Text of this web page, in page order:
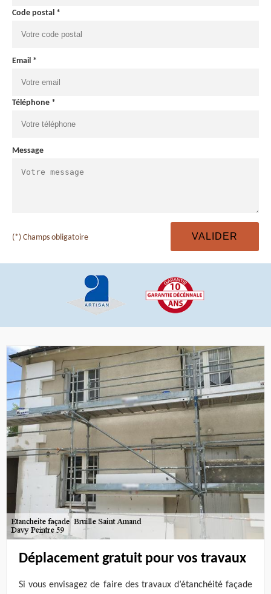
Code postal *
Email *
Téléphone *
Message
(*) Champs obligatoire
Déplacement gratuit pour vos travaux
Si vous envisagez de faire des travaux d’étanchéité façade